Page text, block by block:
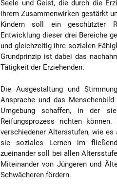
Seele und Geist, die durch die
ihrem Zusammenwirken gestärkt
Kindern soll ein geschützter
Entwicklung dieser drei Bereiche
und gleichzeitig ihre sozialen
Grundprinzip ist dabei das
Tätigkeit der Erziehenden.
Die Ausgestaltung und
Ansprache und das
Umgebung schaffen, in der
Reifungsprozess richten
verschiedener Altersstufen, wie
sie soziales Lernen im
zueinander soll bei allen
Miteinander von Jüngeren und
Schwächeren fördern.